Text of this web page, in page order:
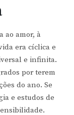
ao amor, à
era cíclica e
e infinita.
por terem
do ano. Se
e estudos de